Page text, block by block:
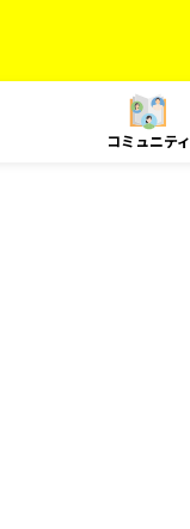
コミュニティ